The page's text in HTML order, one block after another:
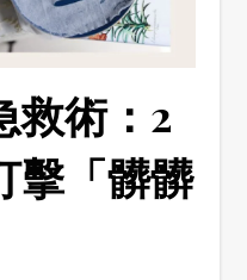
救術：2
擊「髒髒